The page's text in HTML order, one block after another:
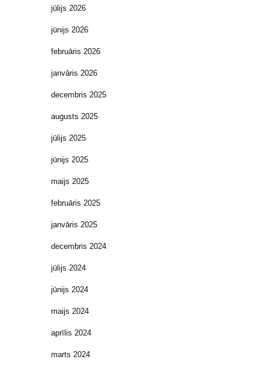
jūlijs 2026
jūnijs 2026
februāris 2026
janvāris 2026
decembris 2025
augusts 2025
jūlijs 2025
jūnijs 2025
maijs 2025
februāris 2025
janvāris 2025
decembris 2024
jūlijs 2024
jūnijs 2024
maijs 2024
aprīlis 2024
marts 2024